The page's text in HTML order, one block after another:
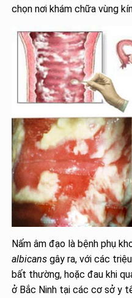
chọn nơi khám chữa vùng
Nấm âm đạo là bệnh phụ
albicans gây ra, với các
bất thường, hoặc đau khi
ở Bắc Ninh tại các cơ sở y